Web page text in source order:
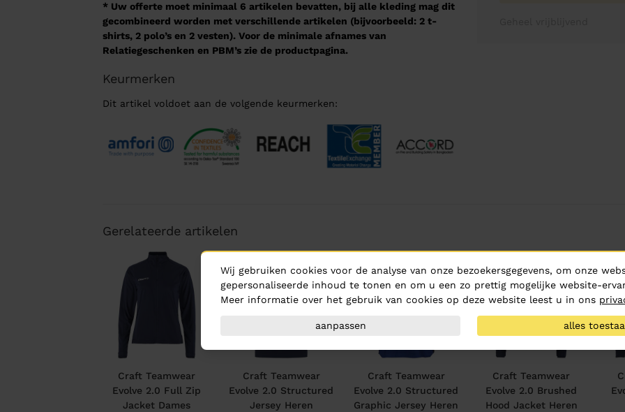
* Uw offerte moet minimaal 6 artikelen bevatten, bij alle kleding mag dit
gecombineerd worden met verschillende artikelen (bijvoorbeeld: 2 t-
shirts, 2 polo’s en 2 vesten). Voor de minimale afnames van
Relatiegeschenken en PBM’s zie de productpagina.
Keurmerken
Dit artikel voldoet aan de volgende keurmerken:
Gerelateerde artikelen
Craft Teamwear
Evolve 2.0 Full Zip
Jacket Dames
Craft Teamwear
Evolve 2.0 Structured
Jersey Heren
Craft Teamwear
Evolve 2.0 Structured
Graphic Jersey Heren
Craft Teamwear
Evolve 2.0 Brushed
Hood Jacket Heren
Wij gebruiken cookies voor de analyse van onze bezoekersgegevens, om onze
gepersonaliseerde inhoud te tonen en om u een zo prettig mogelijke website-
Meer informatie over het gebruik van cookies op deze website leest u in ons
aanpassen alles